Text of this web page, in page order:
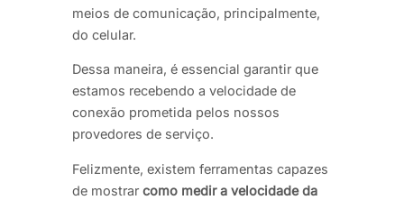
meios de comunicação, principalmente,
do celular.
Dessa maneira, é essencial garantir que
estamos recebendo a velocidade de
conexão prometida pelos nossos
provedores de serviço.
Felizmente, existem ferramentas capazes
de mostrarcomo medir a velocidade da